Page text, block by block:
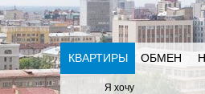
КВАРТИРЫ ОБМЕН
Я хочу